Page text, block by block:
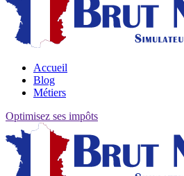
Accueil
Blog
Métiers
Optimisez ses impôts